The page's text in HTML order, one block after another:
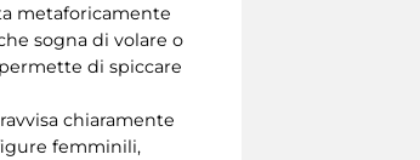
metaforicamente
sogna di volare o
di spiccare
chiaramente
femminili,